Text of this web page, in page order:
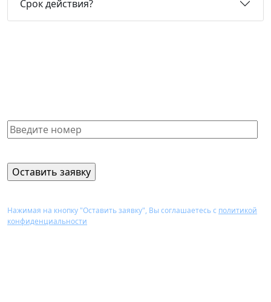
Срок действия?
Нажимая на кнопку "Оставить заявку", Вы соглашаетесь с политикой
конфиденциальности